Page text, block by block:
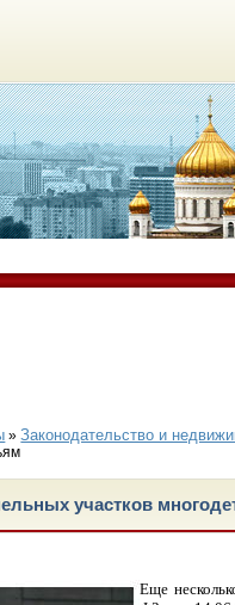
»Законодательство и
участков
Еще